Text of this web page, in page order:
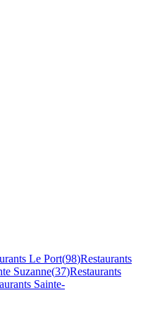
Le Port(98)Restaurants
Suzanne(37)Restaurants
Sainte-